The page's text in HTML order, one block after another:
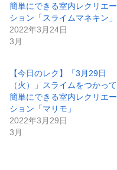
簡単にできる室内レクリエー
ション「スライムマネキン」
2022年3月24日
3月
【今日のレク】「3月29日
（火）」スライムをつかって
簡単にできる室内レクリエー
ション「マリモ」
2022年3月29日
3月